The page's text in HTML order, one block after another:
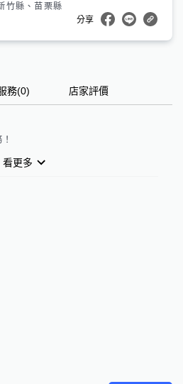
竹縣、苗栗縣
分享
務(0) 店家評價
看更多